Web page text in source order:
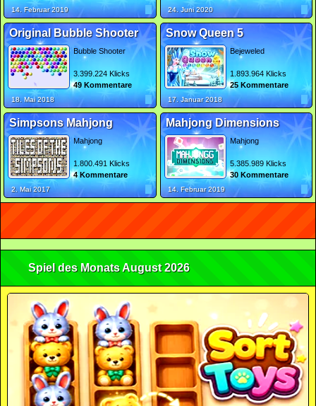
14. Februar 2019 24. Juni 2020
Original Bubble Shooter
Bubble Shooter
3.399.224 Klicks
49 Kommentare
18. Mai 2018
Snow Queen 5
Bejeweled
1.893.964 Klicks
25 Kommentare
17. Januar 2018
Simpsons Mahjong
Mahjong
1.800.491 Klicks
4 Kommentare
2. Mai 2017
Mahjong Dimensions
Mahjong
5.385.989 Klicks
30 Kommentare
14. Februar 2019
Spiel des Monats August 2026